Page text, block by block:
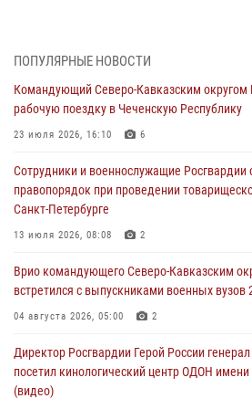
06 августа 2026, 12:35 1
Росгвардейцы провели выставку
«Гвардеец» в Пензе (видео)
06 августа 2026, 12:00
В Курске росгвардейцы приняли участие в
второй годовщине вторжения ВСУ на
06 августа 2026, 11:56
угрожавшего подростку травматическим
06 августа 2026, 11:33
крупная нарколаборатория
ПОПУЛЯРНЫЕ НОВОСТИ
Командующий Северо-Кавказским округом
рабочую поездку в Чеченскую Республику
23 июля 2026, 16:10 6
Сотрудники и военнослужащие Росгвардии
правопорядок при проведении
Санкт-Петербурге
13 июля 2026, 08:08 2
Врио командующего Северо-Кавказским
встретился с выпускниками военных вузов
04 августа 2026, 05:00 2
Директор Росгвардии Герой России
посетил кинологический центр ОДОН
(видео)